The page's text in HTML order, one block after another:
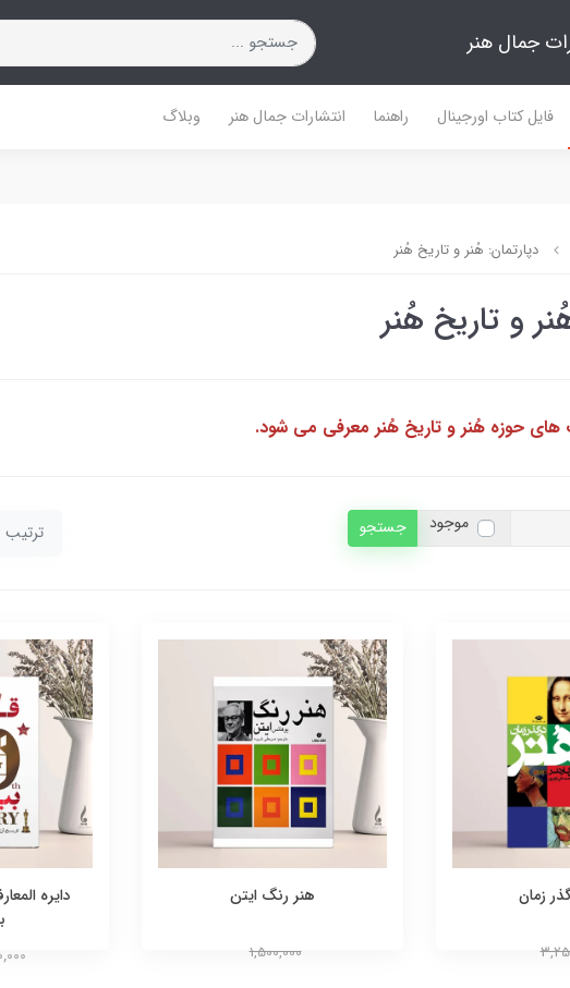
جمال هنر
فایل کتاب اورجینال راهنما انتشارات جمال هنر وبلاگ
دپارتمان: هُنر و تاریخ هُنر
و تاریخ هُنر
حوزه هُنر و تاریخ هُنر معرفی می شود.
موجود جستجو
زمان هنر رنگ ایتن
1,500,000
دایره